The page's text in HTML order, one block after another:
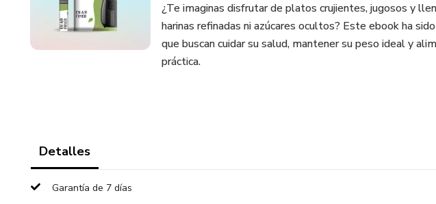
¿Te imaginas disfrutar de platos crujientes, jugosos y
harinas refinadas ni azúcares ocultos? Este ebook ha
que buscan cuidar su salud, mantener su peso ideal y
práctica.
Detalles
Garantía de 7 días